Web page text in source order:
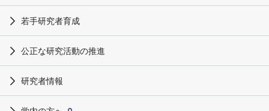
若手研究者育成
公正な研究活動の推進
研究者情報